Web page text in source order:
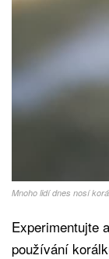
Mnoho lidí dnes nosí
Experimentujte
používání